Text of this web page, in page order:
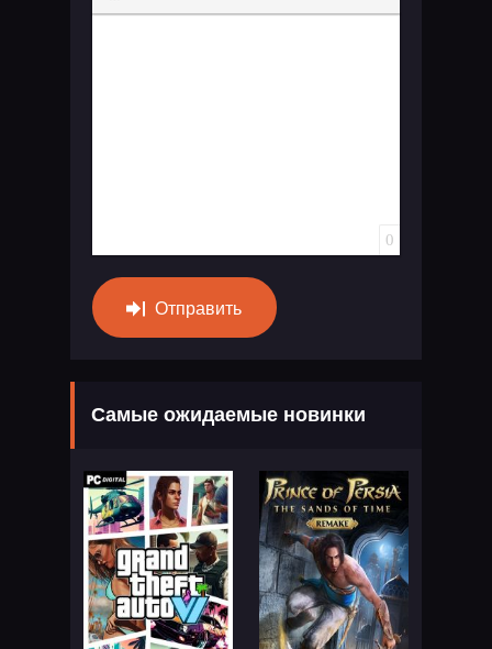
Вставка спойлера
0
Отправить
Самые ожидаемые новинки